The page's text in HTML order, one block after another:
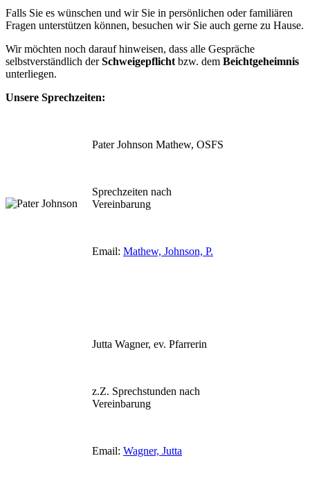
Falls Sie es wünschen und wir Sie in persönlichen oder familiären
Fragen unterstützen können, besuchen wir Sie auch gerne zu Hause.
Wir möchten noch darauf hinweisen, dass alle Gespräche
selbstverständlich derSchweigepflicht bzw. dem Beichtgeheimnis
unterliegen.
Unsere Sprechzeiten:
Pater Johnson Mathew, OSFS
Sprechzeiten nach
Vereinbarung
Email: Mathew, Johnson, P.
Jutta Wagner, ev. Pfarrerin
z.Z. Sprechstunden nach
Vereinbarung
Email: Wagner, Jutta